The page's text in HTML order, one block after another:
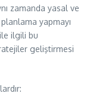
zamanda yasal ve
yapmayı
ilgili bu
geliştirmesi